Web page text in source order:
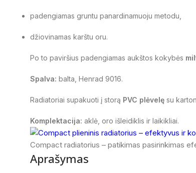
padengiamas gruntu panardinamuoju metodu,
džiovinamas karštu oru.
Po to paviršius padengiamas aukštos kokybės
Spalva: balta, Henrad 9016.
Radiatoriai supakuoti į storą PVC plėvelę su
Komplektacija: aklė, oro išleidiklis ir laikikliai.
Compact radiatorius – patikimas pasirinkimas
Aprašymas